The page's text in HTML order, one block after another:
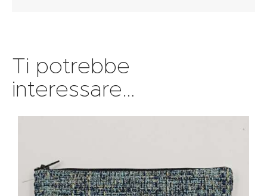
Ti potrebbe
interessare…